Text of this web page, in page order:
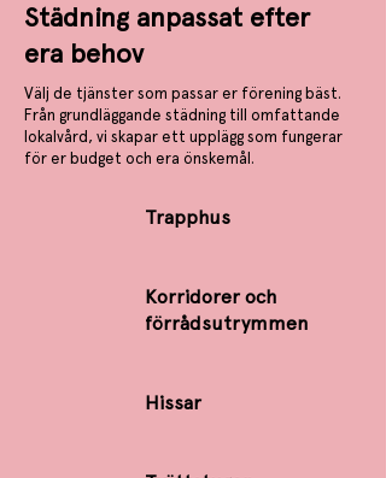
Städning anpassat efter
era behov
Välj de tjänster som passar er förening bäst.
Från grundläggande städning till omfattande
lokalvård, vi skapar ett upplägg som fungerar
för er budget och era önskemål.
Trapphus
Korridorer och
förrådsutrymmen
Hissar